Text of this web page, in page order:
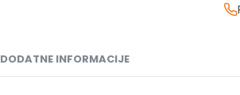
DODATNE INFORMACIJE